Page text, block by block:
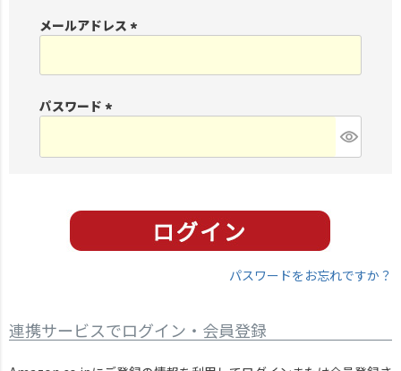
メールアドレス
パスワード
パスワードをお忘れですか？
連携サービスでログイン・会員登録